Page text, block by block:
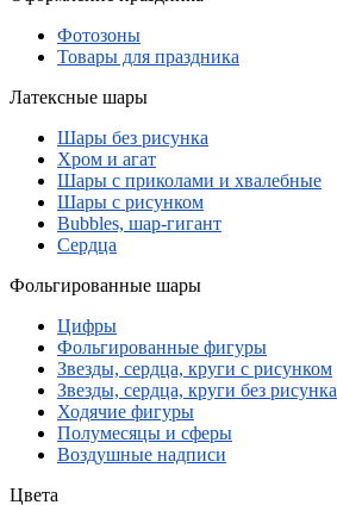
Фотозоны
Товары для праздника
Латексные шары
Шары без рисунка
Хром и агат
Шары с приколами и хвалебные
Шары с рисунком
Bubbles, шар-гигант
Сердца
Фольгированные шары
Цифры
Фольгированные фигуры
Звезды, сердца, круги с рисунком
Звезды, сердца, круги без рисунка
Ходячие фигуры
Полумесяцы и сферы
Воздушные надписи
Цвета